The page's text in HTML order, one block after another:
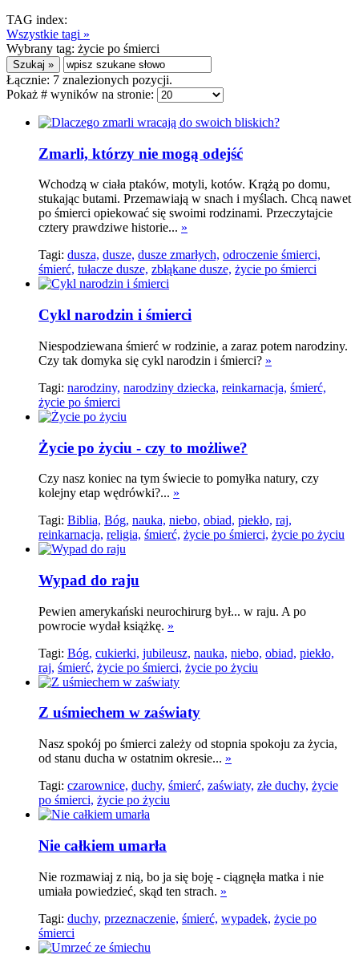
TAG index:
Wszystkie tagi »
Wybrany tag: życie po śmierci
Łącznie: 7 znalezionych pozycji.
Pokaż # wyników na stronie:
Zmarli, którzy nie mogą odejść
Wchodzą w ciała ptaków, motyli, kotów. Krążą po domu,
stukając butami. Przemawiają w snach i myślach. Chcą nawet
po śmierci opiekować się swoimi rodzinami. Przeczytajcie
cztery prawdziwe historie... »
Tagi: dusza, dusze, dusze zmarłych, odroczenie śmierci,
śmierć, tułacze dusze, zbłąkane dusze, życie po śmierci
Cykl narodzin i śmierci
Niespodziewana śmierć w rodzinie, a zaraz potem narodziny.
Czy tak domyka się cykl narodzin i śmierci? »
Tagi: narodziny, narodziny dziecka, reinkarnacja, śmierć,
życie po śmierci
Życie po życiu - czy to możliwe?
Czy nasz koniec na tym świecie to pomyłka natury, czy
kolejny etap wędrówki?... »
Tagi: Biblia, Bóg, nauka, niebo, obiad, piekło, raj,
reinkarnacja, religia, śmierć, życie po śmierci, życie po życiu
Wypad do raju
Pewien amerykański neurochirurg był... w raju. A po
powrocie wydał książkę. »
Tagi: Bóg, cukierki, jubileusz, nauka, niebo, obiad, piekło,
raj, śmierć, życie po śmierci, życie po życiu
Z uśmiechem w zaświaty
Nasz spokój po śmierci zależy od stopnia spokoju za życia,
od stanu ducha w ostatnim okresie... »
Tagi: czarownice, duchy, śmierć, zaświaty, złe duchy, życie
po śmierci, życie po życiu
Nie całkiem umarła
Nie rozmawiaj z nią, bo ja się boję - ciągnęła matka i nie
umiała powiedzieć, skąd ten strach. »
Tagi: duchy, przeznaczenie, śmierć, wypadek, życie po
śmierci